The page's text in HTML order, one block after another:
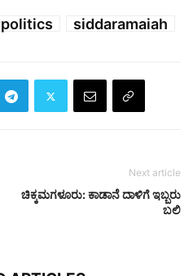
siddaramaiah
Next article
ಚಿಕ್ಕಮಗಳೂರು: ಕಾಡಾನೆ ದಾಳಿಗೆ ಇಬ್ಬರು
ಬಲಿ